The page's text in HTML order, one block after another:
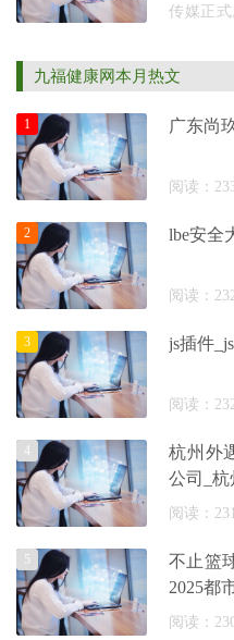
传媒正
动策划
十六年
九福健康网本月热文
广东尚
阅读：
1
lbe安全
阅读：
2
js插件
阅读：
3
杭州外
公司_
阅读：231
4
不止篮
2025都
阅读：
5